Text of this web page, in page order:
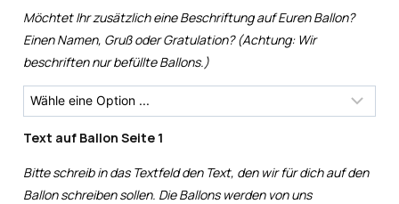
Möchtet Ihr zusätzlich eine Beschriftung auf Euren Ballon?
Einen Namen, Gruß oder Gratulation? (Achtung: Wir
beschriften nur befüllte Ballons.)
Text auf Ballon Seite 1
Bitte schreib in das Textfeld den Text, den wir für dich auf den
Ballon schreiben sollen. Die Ballons werden von uns